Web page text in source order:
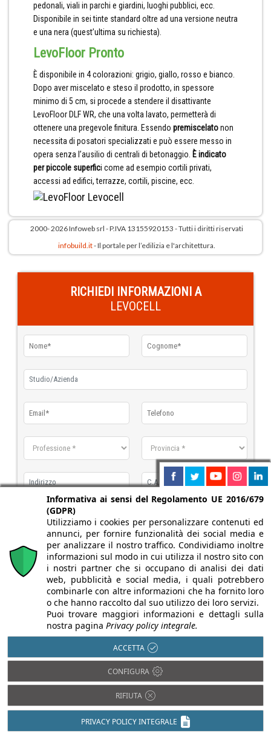
pedonali, viali in parchi e giardini, luoghi pubblici, ecc.
Disponibile in sei tinte standard oltre ad una versione neutra
e una nera (quest’ultima su richiesta).
LevoFloor Pronto
È disponibile in 4 colorazioni: grigio, giallo, rosso e bianco.
Dopo aver miscelato e steso il prodotto, in spessore
minimo di 5 cm, si procede a stendere il disattivante
LevoFloor DLF WR, che una volta lavato, permetterà di
ottenere una pregevole finitura. Essendo premiscelatonon
necessita di posatori specializzati e può essere messo in
opera senza l’ausilio di centrali di betonaggio. È indicato
per piccole superfici come ad esempio cortili privati,
accessi ad edifici, terrazze, cortili, piscine, ecc.
2000- 2026 Infoweb srl - P.IVA 13155920153 - Tutti i diritti riservati
infobuild.it- Il portale per l’edilizia e l'architettura.
RICHIEDI INFORMAZIONI A
LEVOCELL
dichiaro di aver letto e accettato l'informativa sulla privacy
CODICE DI SICUREZZA
Informativa ai sensi del Regolamento UE 2016/679
(GDPR)
Utilizziamo i cookies per personalizzare contenuti ed
annunci, per fornire funzionalità dei social media e
per analizzare il nostro traffico. Condividiamo inoltre
informazioni sul modo in cui utilizza il nostro sito con
i nostri partner che si occupano di analisi dei dati
web, pubblicità e social media, i quali potrebbero
combinarle con altre informazioni che ha fornito loro
o che hanno raccolto dal suo utilizzo dei loro servizi.
Puoi trovare maggiori informazioni e dettagli sulla
nostra pagina Privacy policy integrale.
ACCETTA
CONFIGURA
RIFIUTA
PRIVACY POLICY INTEGRALE